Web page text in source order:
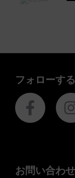
フォローする
お問い合わ